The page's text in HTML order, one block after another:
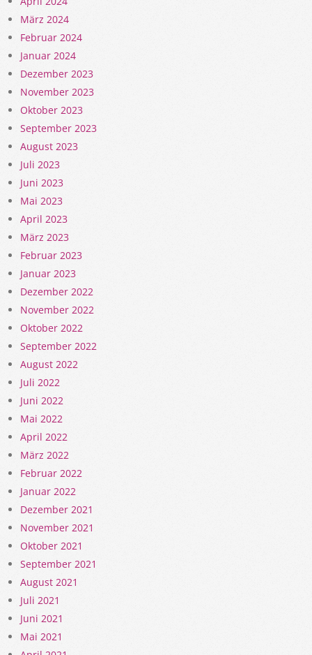
März 2024
Februar 2024
Januar 2024
Dezember 2023
November 2023
Oktober 2023
September 2023
August 2023
Juli 2023
Juni 2023
Mai 2023
April 2023
März 2023
Februar 2023
Januar 2023
Dezember 2022
November 2022
Oktober 2022
September 2022
August 2022
Juli 2022
Juni 2022
Mai 2022
April 2022
März 2022
Februar 2022
Januar 2022
Dezember 2021
November 2021
Oktober 2021
September 2021
August 2021
Juli 2021
Juni 2021
Mai 2021